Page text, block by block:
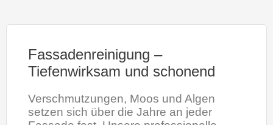
Fassadenreinigung –
Tiefenwirksam und schonend
Verschmutzungen, Moos und Algen
setzen sich über die Jahre an jeder